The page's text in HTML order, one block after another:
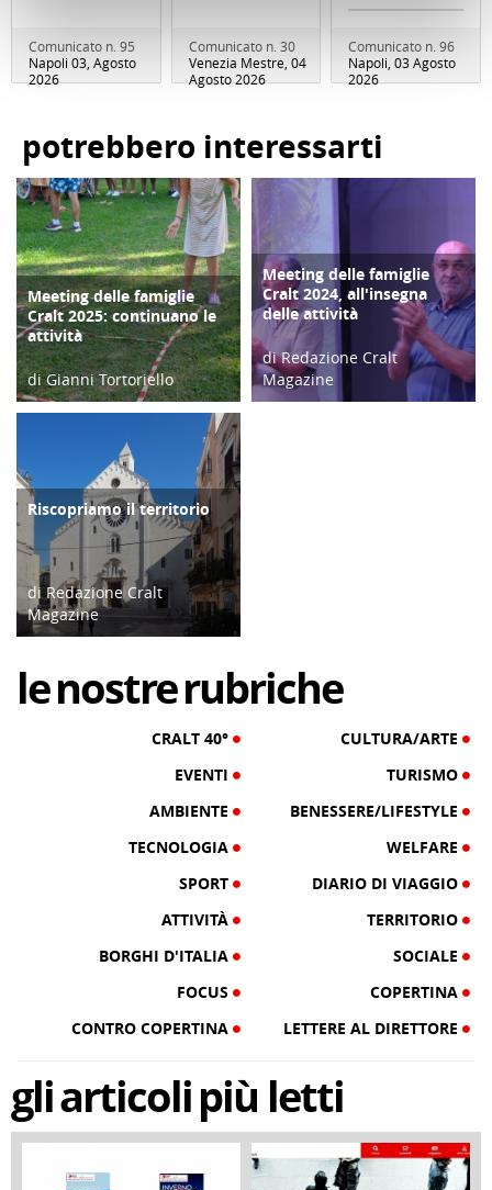
Comunicato n. 95
Napoli 03, Agosto
2026
Comunicato n. 30
Venezia Mestre, 04
Agosto 2026
Comunicato n. 96
Napoli, 03 Agosto
2026
potrebbero interessarti
COPERTINA
Meeting delle famiglie
Cralt 2025: continuano le
attività
di Gianni Tortoriello
03/09/25
COPERTINA
Meeting delle famiglie
Cralt 2024, all'insegna
delle attività
di Redazione Cralt
Magazine
TERRITORIO
Riscopriamo il territorio
di Redazione Cralt
Magazine
lenostrerubriche
CRALT 40°
CULTURA/ARTE
EVENTI
TURISMO
AMBIENTE
BENESSERE/LIFESTYLE
TECNOLOGIA
WELFARE
SPORT
DIARIO DI VIAGGIO
ATTIVITÀ
TERRITORIO
BORGHI D'ITALIA
SOCIALE
FOCUS
COPERTINA
CONTRO COPERTINA
LETTERE AL DIRETTORE
gliarticolipiù letti